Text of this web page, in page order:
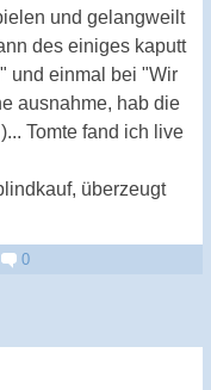
und gelangweilt
des einiges kaputt
und einmal bei "Wir
ausnahme, hab die
Tomte fand ich live
überzeugt
0